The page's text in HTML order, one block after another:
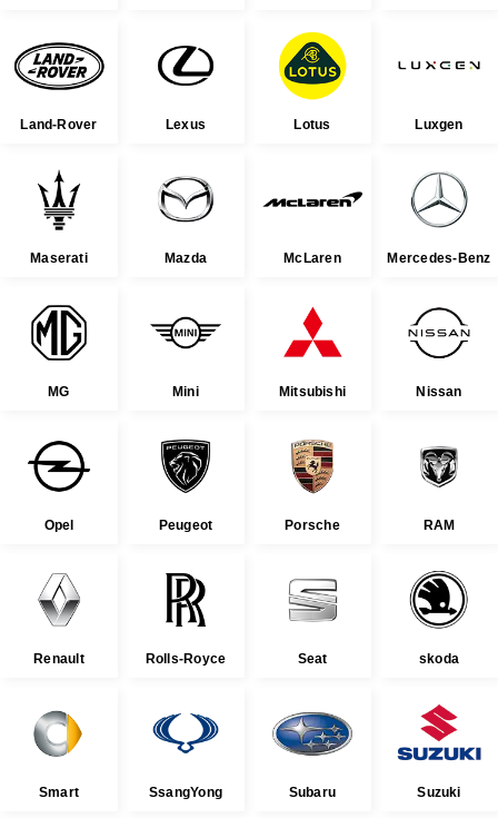
Land-Rover Lexus Lotus Luxgen
Maserati Mazda McLaren Mercedes-Benz
MG Mini Mitsubishi Nissan
Opel Peugeot Porsche RAM
Renault Rolls-Royce Seat skoda
Smart SsangYong Subaru Suzuki